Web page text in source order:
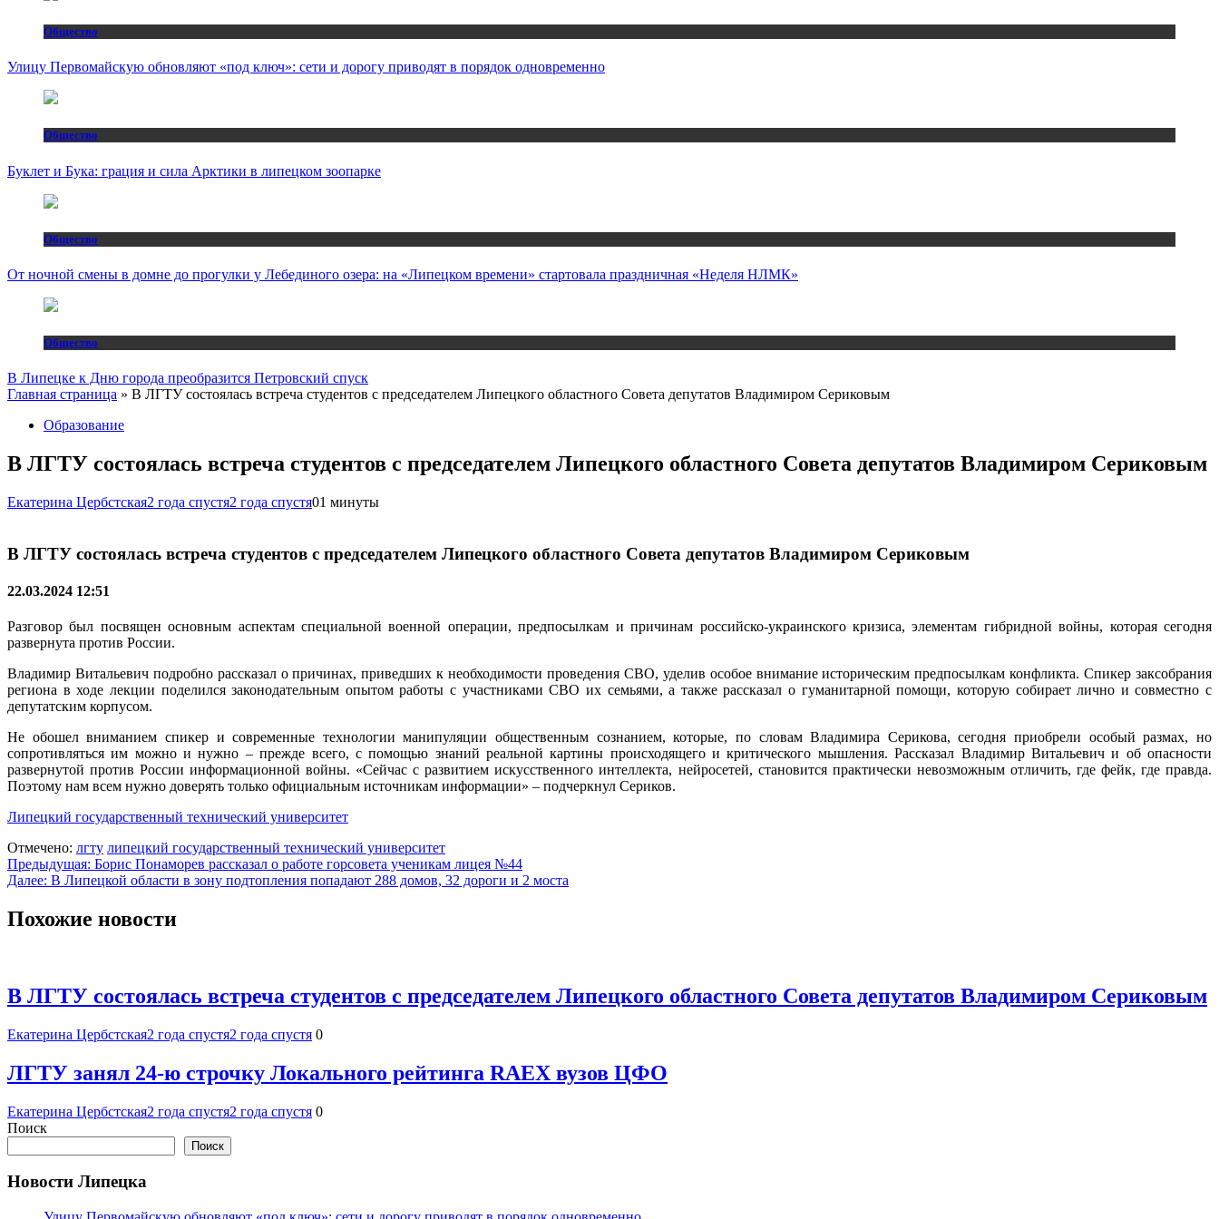
Общество
Улицу Первомайскую обновляют «под ключ»: сети и дорогу приводят в порядок одновременно
Общество
Буклет и Бука: грация и сила Арктики в липецком зоопарке
Общество
От ночной смены в домне до прогулки у Лебединого озера: на «Липецком времени» стартовала праздничная «Неделя НЛМК»
Общество
В Липецке к Дню города преобразится Петровский спуск
Главная страница » В ЛГТУ состоялась встреча студентов с председателем Липецкого областного Совета депутатов Владимиром Сериковым
Образование
В ЛГТУ состоялась встреча студентов с председателем Липецкого областного Совета депутатов Владимиром Сериковым
Екатерина Цербстская2 года спустя2 года спустя01 минуты
В ЛГТУ состоялась встреча студентов с председателем Липецкого областного Совета депутатов Владимиром Сериковым
22.03.2024 12:51
Разговор был посвящен основным аспектам специальной военной операции, предпосылкам и причинам российско-украинского кризиса, элементам гибридной войны, которая сегодня
развернута против России.
Владимир Витальевич подробно рассказал о причинах, приведших к необходимости проведения СВО, уделив особое внимание историческим предпосылкам конфликта. Спикер заксобрания
региона в ходе лекции поделился законодательным опытом работы с участниками СВО их семьями, а также рассказал о гуманитарной помощи, которую собирает лично и совместно с
депутатским корпусом.
Не обошел вниманием спикер и современные технологии манипуляции общественным сознанием, которые, по словам Владимира Серикова, сегодня приобрели особый размах, но
сопротивляться им можно и нужно – прежде всего, с помощью знаний реальной картины происходящего и критического мышления. Рассказал Владимир Витальевич и об опасности
развернутой против России информационной войны. «Сейчас с развитием искусственного интеллекта, нейросетей, становится практически невозможным отличить, где фейк, где правда.
Поэтому нам всем нужно доверять только официальным источникам информации» – подчеркнул Сериков.
Липецкий государственный технический университет
Отмечено: лгту липецкий государственный технический университет
Навигация
по
записям
Предыдущая: Борис Понаморев рассказал о работе горсовета ученикам лицея №44
Далее: В Липецкой области в зону подтопления попадают 288 домов, 32 дороги и 2 моста
Похожие новости
В ЛГТУ состоялась встреча студентов с председателем Липецкого областного Совета депутатов Владимиром Сериковым
Екатерина Цербстская2 года спустя2 года спустя 0
ЛГТУ занял 24-ю строчку Локального рейтинга RAEX вузов ЦФО
Екатерина Цербстская2 года спустя2 года спустя 0
Поиск
Поиск
Новости Липецка